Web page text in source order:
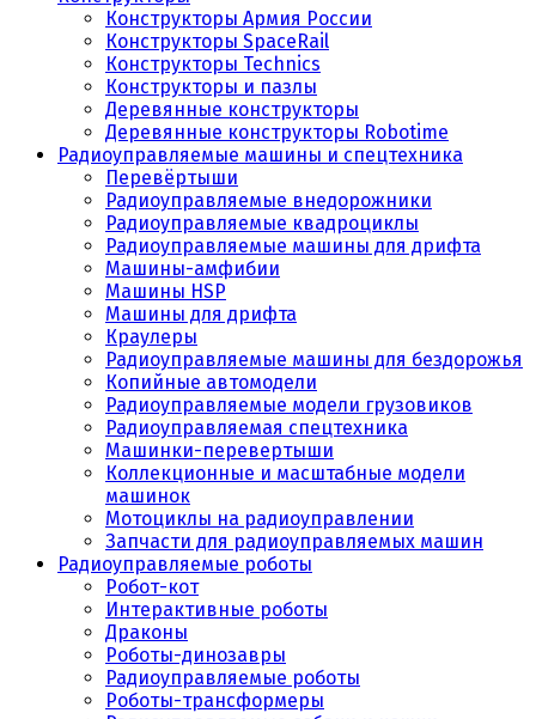
Конструкторы Армия России
Конструкторы SpaceRail
Конструкторы Technics
Конструкторы и пазлы
Деревянные конструкторы
Деревянные конструкторы Robotime
Радиоуправляемые машины и спецтехника
Перевёртыши
Радиоуправляемые внедорожники
Радиоуправляемые квадроциклы
Радиоуправляемые машины для дрифта
Машины-амфибии
Машины HSP
Машины для дрифта
Краулеры
Радиоуправляемые машины для бездорожья
Копийные автомодели
Радиоуправляемые модели грузовиков
Радиоуправляемая спецтехника
Машинки-перевертыши
Коллекционные и масштабные модели
машинок
Мотоциклы на радиоуправлении
Запчасти для радиоуправляемых машин
Радиоуправляемые роботы
Робот-кот
Интерактивные роботы
Драконы
Роботы-динозавры
Радиоуправляемые роботы
Роботы-трансформеры